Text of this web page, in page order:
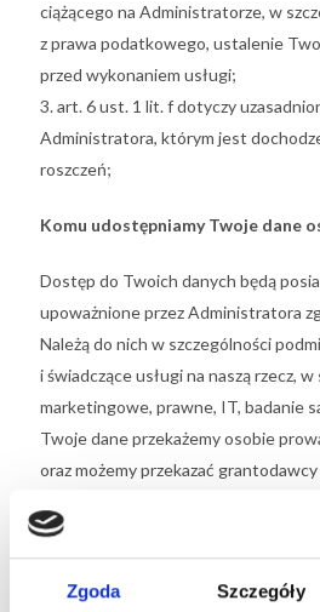
Zgoda Szczegóły
ciążącego na Administratorze, w
z prawa podatkowego, ustalenie
przed wykonaniem usługi;
3. art. 6 ust. 1 lit. f dotyczy
Administratora, którym jest
roszczeń;
Komu udostępniamy Twoje dane
Dostęp do Twoich danych będą
upoważnione przez Administratora
Należą do nich w szczególności
i świadczące usługi na naszą rzecz,
marketingowe, prawne, IT, badanie
Twoje dane przekażemy osobie
oraz możemy przekazać
świadczących usługi związane z
na odległość.
Dane nie będą przekazywane poza